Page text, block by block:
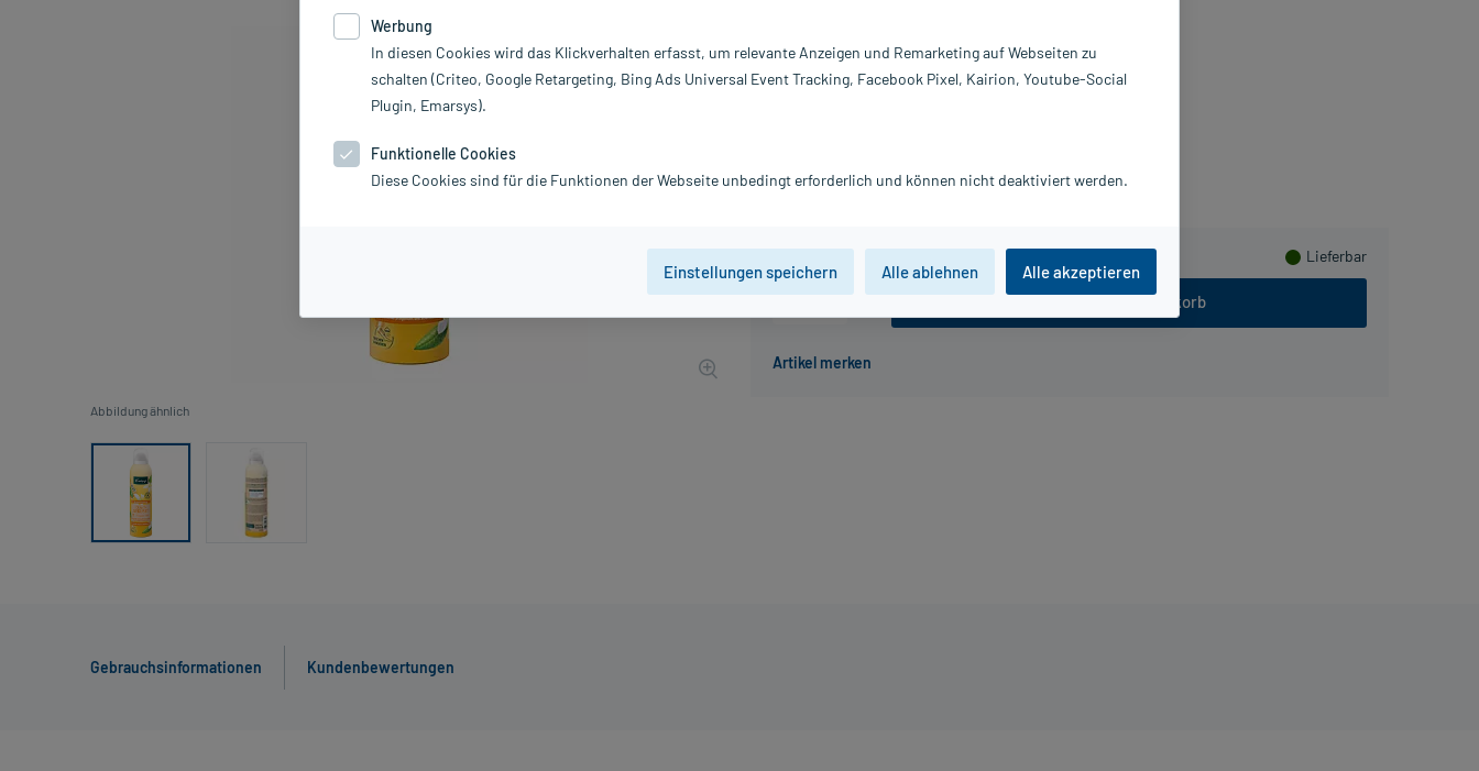
Abbildung ähnlich
inkl. MwSt. zzgl. Versandkosten
Lieferbar
In den Warenkorb
PZN:
10230735
Hersteller:
Kneipp GmbH
Gebrauchsinformationen Kundenbewertungen
Werbung
In diesen Cookies wird das Klickverhalten erfasst, um relevante Anzeigen und Remarketing auf Webseiten zu
schalten (Criteo, Google Retargeting, Bing Ads Universal Event Tracking, Facebook Pixel, Kairion, Youtube-Social
Plugin, Emarsys).
Funktionelle Cookies
Diese Cookies sind für die Funktionen der Webseite unbedingt erforderlich und können nicht deaktiviert werden.
Einstellungen speichern Alle ablehnen Alle akzeptieren